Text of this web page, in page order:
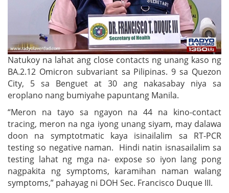
Natukoy na lahat ang close contacts ng unang kaso ng
BA.2.12 Omicron subvariant sa Pilipinas. 9 sa Quezon
City, 5 sa Benguet at 30 ang nakasabay niya sa
eroplano nang bumiyahe papuntang Manila.
“Meron na tayo sa ngayon na 44 na kino-contact
tracing, meron na nga iyong unang siyam, may dalawa
doon na symptotmatic kaya isinailalim sa RT-PCR
testing so negative naman. Hindi natin isnasailalim sa
testing lahat ng mga na- expose so iyon lang pong
nagpakita ng symptoms, karamihan naman walang
symptoms,” pahayag ni DOH Sec. Francisco Duque III.